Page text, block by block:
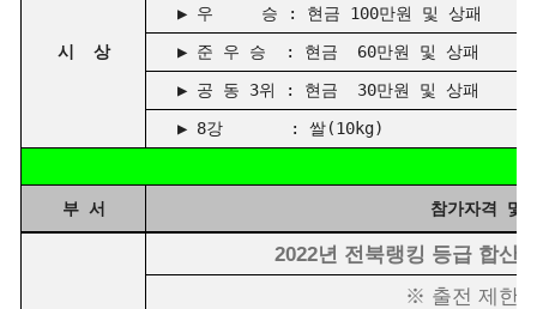
시 상
▶ 우 승 : 현금 100만원 및 상패
▶ 준 우 승 : 현금 60만원 및 상패
▶ 공 동 3위 : 현금 30만원 및 상패
▶ 8강 : 쌀(10kg)
부 서 참가자격 및
2022년 전북랭킹 등급 합산
※ 출전 제한